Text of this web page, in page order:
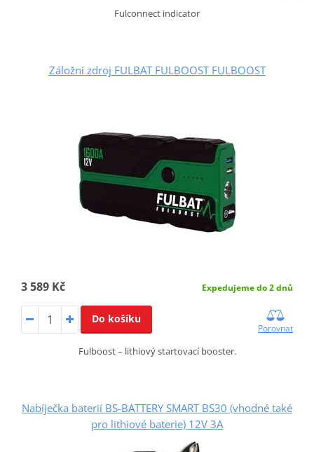
Fulconnect indicator
Záložní zdroj FULBAT FULBOOST FULBOOST
3 589 Kč Expedujeme do 2 dnů
Do košíku
Porovnat
Fulboost – lithiový startovací booster.
Nabíječka baterií BS-BATTERY SMART BS30 (vhodné také
pro lithiové baterie) 12V 3A